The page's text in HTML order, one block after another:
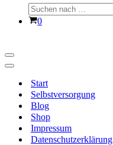
Suchen
nach …
Warenkorb
0
Navigationsmenü
Navigationsmenü
Start
Selbstversorgung
Blog
Shop
Impressum
Datenschutzerklärung